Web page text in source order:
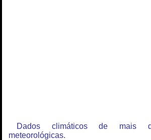
Dados climáticos de mais
meteorológicas.